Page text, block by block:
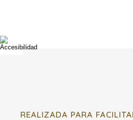
REALIZADA PARA